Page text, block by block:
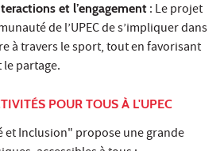
et l’engagement : Le projet
de l’UPEC de s’impliquer dans
à travers le sport, tout en favorisant
partage.
POUR TOUS À L'UPEC
et Inclusion" propose une grande